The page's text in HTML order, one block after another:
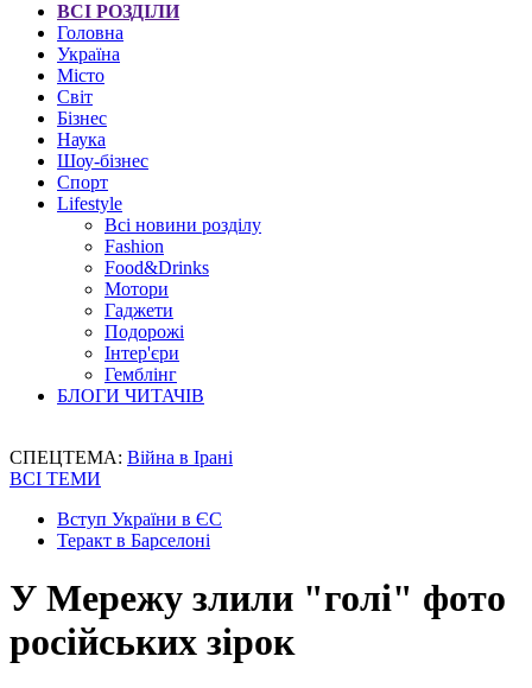
ВСІ РОЗДІЛИ
Головна
Україна
Місто
Світ
Бізнес
Наука
Шоу-бізнес
Спорт
Lifestyle
Всі новини розділу
Fashion
Food&Drinks
Мотори
Гаджети
Подорожі
Інтер'єри
Гемблінг
БЛОГИ ЧИТАЧІВ
СПЕЦТЕМА: Війна в Ірані
ВСІ ТЕМИ
Вступ України в ЄС
Теракт в Барселоні
У Мережу злили "голі" фото
російських зірок